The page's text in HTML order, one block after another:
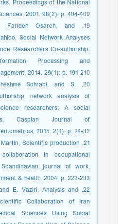
Proceedings of the National
2001. 98(2): p. 404-409.
Farideh Osareh, and
Social Network Analyses
Researchers Co-authorship.
Processing and
2014. 29(1): p. 191-210.
Sohrabi, and S.
network analysis of
researchers: A social
Caspian Journal of
2015. 2(1): p. 24-32.
Martín, Scientific production
in occupational
Scandinavian journal of work,
& health, 2004: p. 223-233.
and E. Vaziri, Analysis and
Collaboration of Iran
Sciences Using Social